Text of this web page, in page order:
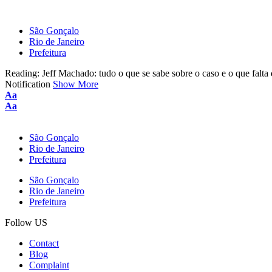
São Gonçalo
Rio de Janeiro
Prefeitura
Reading: Jeff Machado: tudo o que se sabe sobre o caso e o que falta
Notification Show More
Font
Resizer
Aa
Font
Aa
São Gonçalo
Rio de Janeiro
Prefeitura
São Gonçalo
Rio de Janeiro
Prefeitura
Follow US
Contact
Blog
Complaint